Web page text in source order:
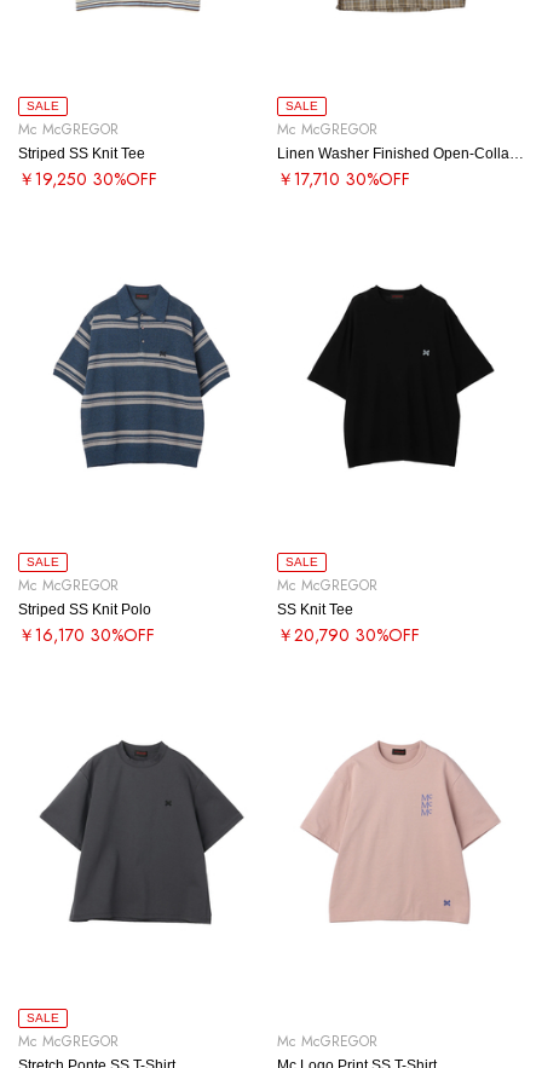
SALE
Mc McGREGOR
Striped SS Knit Tee
￥19,250 30%OFF
SALE
Mc McGREGOR
￥17,710 30%OFF
SALE
Mc McGREGOR
Striped SS Knit Polo
￥16,170 30%OFF
SALE
Mc McGREGOR
SS Knit Tee
￥20,790 30%OFF
SALE
Mc McGREGOR Mc McGREGOR